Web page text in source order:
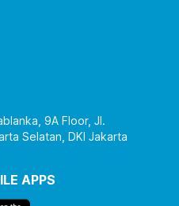
9A Floor, Jl.
Selatan, DKI Jakarta
APPS